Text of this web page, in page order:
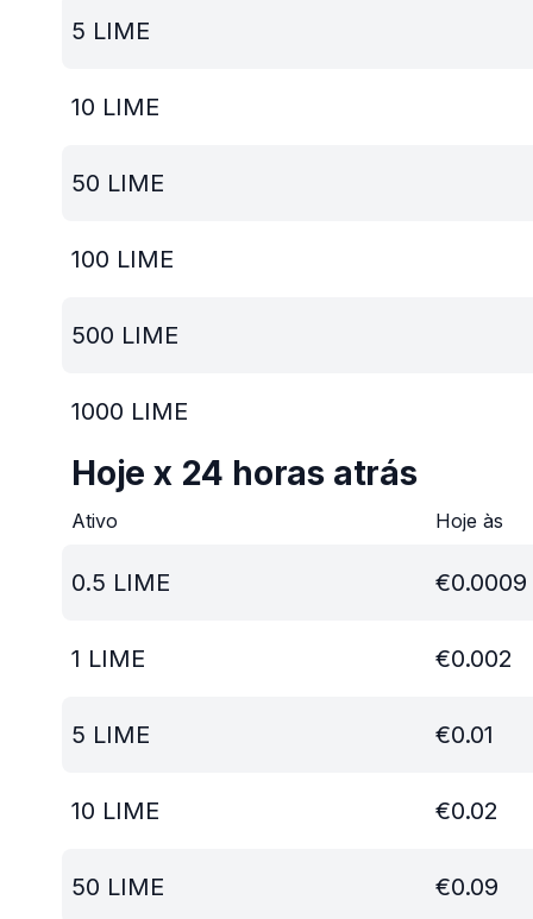
5 LIME
10 LIME
50 LIME
100 LIME
500 LIME
1000 LIME
Hoje x 24 horas atrás
Ativo Hoje às
0.5 LIME €0.0009
1 LIME €0.002
5 LIME €0.01
10 LIME €0.02
50 LIME €0.09